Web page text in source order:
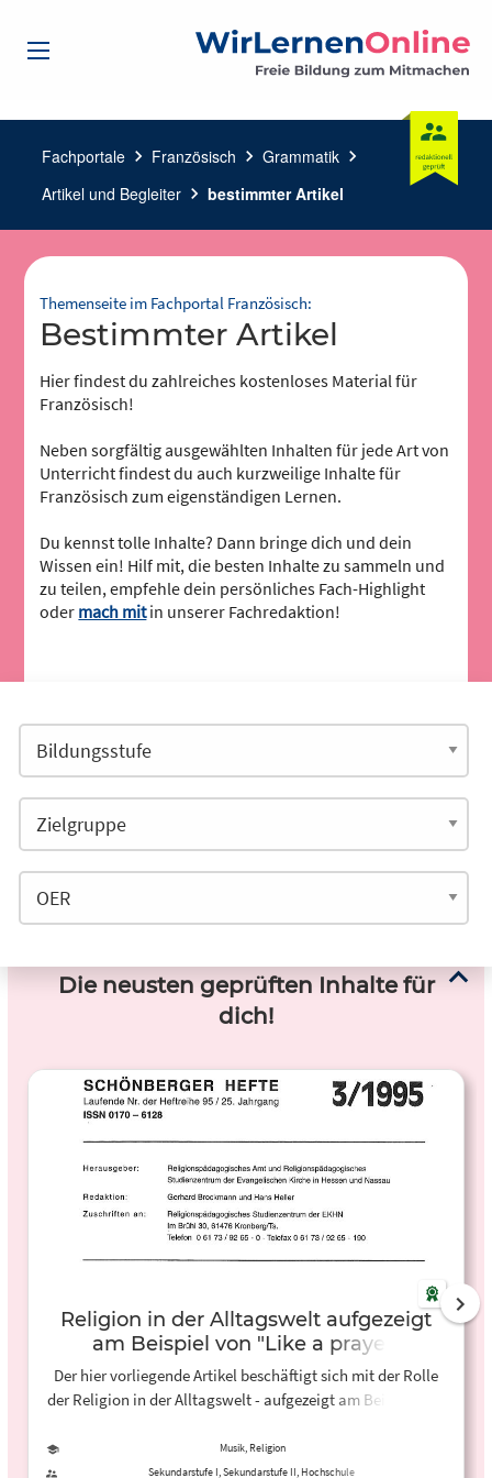
Fachportale chevron_right Französisch chevron_right Grammatik chevron_right
Artikel und Begleiter chevron_right bestimmter Artikel
Themenseite im Fachportal Französisch:
bestimmter Artikel
Hier findest du zahlreiches kostenloses Material für
Französisch!
Neben sorgfältig ausgewählten Inhalten für jede Art von
Unterricht findest du auch kurzweilige Inhalte für
Französisch zum eigenständigen Lernen.
Du kennst tolle Inhalte? Dann bringe dich und dein
Wissen ein! Hilf mit, die besten Inhalte zu sammeln und
zu teilen, empfehle dein persönliches Fach-Highlight
oder mach mitin unserer Fachredaktion!
Die neusten geprüften Inhalte für
dich!
Religion in der Alltagswelt aufgezeigt
am Beispiel von "Like a prayer"
(Madonna)
Der hier vorliegende Artikel beschäftigt sich mit der Rolle
der Religion in der Alltagswelt - aufgezeigt am Beispiel von
veröffentlicht in den "Schöneberger Heften",
herausgegeben vom Religionspädagogischen Amt und
Musik, Religion
Sekundarstufe I, Sekundarstufe II, Hochschule